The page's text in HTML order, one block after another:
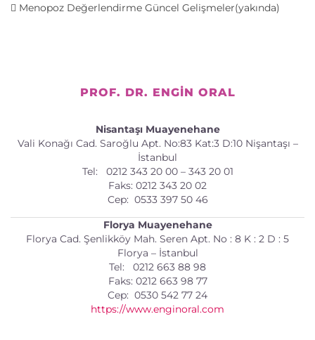
Menopoz Değerlendirme Güncel Gelişmeler(yakında)
PROF. DR. ENGIN ORAL
Nisantaşı Muayenehane
Vali Konağı Cad. Saroğlu Apt. No:83 Kat:3 D:10 Nişantaşı –
İstanbul
Tel: 0212 343 20 00 – 343 20 01
Faks: 0212 343 20 02
Cep: 0533 397 50 46
Florya Muayenehane
Florya Cad. Şenlikköy Mah. Seren Apt. No : 8 K : 2 D : 5
Florya – İstanbul
Tel: 0212 663 88 98
Faks: 0212 663 98 77
Cep: 0530 542 77 24
https://www.enginoral.com